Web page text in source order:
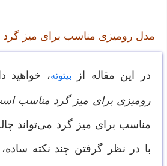
مدل رومیزی مناسب برای میز گرد
در این مقاله از بیتوته،
رومیزی برای میز گرد مناسب
مناسب برای میز گرد می‌تواند
با در نظر گرفتن چند نکته